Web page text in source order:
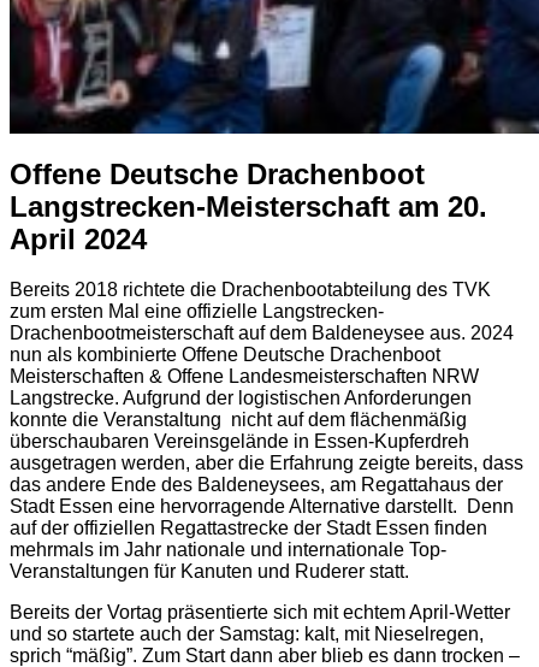
Offene Deutsche Drachenboot
Langstrecken-Meisterschaft am 20.
April 2024
Bereits 2018 richtete die Drachenbootabteilung des TVK
zum ersten Mal eine offizielle Langstrecken-
Drachenbootmeisterschaft auf dem Baldeneysee aus. 2024
nun als kombinierte Offene Deutsche Drachenboot
Meisterschaften & Offene Landesmeisterschaften NRW
Langstrecke. Aufgrund der logistischen Anforderungen
konnte die Veranstaltung nicht auf dem flächenmäßig
überschaubaren Vereinsgelände in Essen-Kupferdreh
ausgetragen werden, aber die Erfahrung zeigte bereits, dass
das andere Ende des Baldeneysees, am Regattahaus der
Stadt Essen eine hervorragende Alternative darstellt. Denn
auf der offiziellen Regattastrecke der Stadt Essen finden
mehrmals im Jahr nationale und internationale Top-
Veranstaltungen für Kanuten und Ruderer statt.
Bereits der Vortag präsentierte sich mit echtem April-Wetter
und so startete auch der Samstag: kalt, mit Nieselregen,
sprich “mäßig”. Zum Start dann aber blieb es dann trocken –